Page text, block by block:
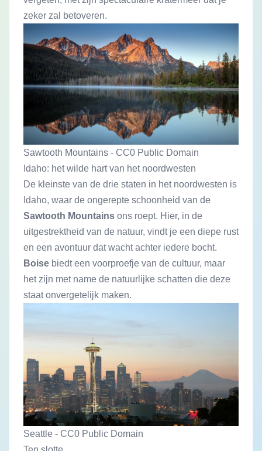
zeker zal betoveren.
Sawtooth Mountains - CC0 Public Domain
Idaho: het wilde hart van het noordwesten
De kleinste van de drie staten in het noordwesten is
Idaho, waar de ongerepte schoonheid van de
Sawtooth Mountains ons roept. Hier, in de
uitgestrektheid van de natuur, vindt je een diepe rust
en een avontuur dat wacht achter iedere bocht.
Boise biedt een voorproefje van de cultuur, maar
het zijn met name de natuurlijke schatten die deze
staat onvergetelijk maken.
Seattle - CC0 Public Domain